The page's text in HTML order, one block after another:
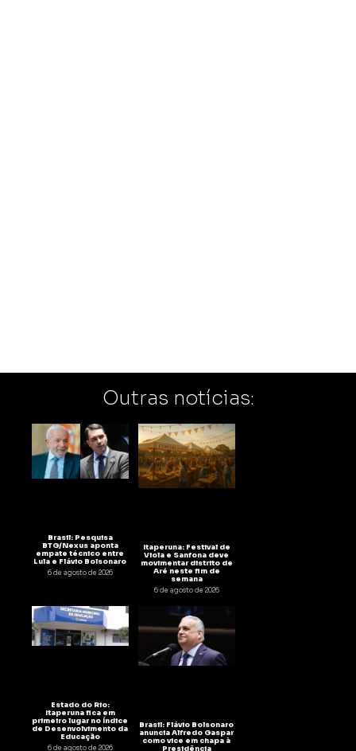
Outras notícias:
Brasil: Pesquisa
BTG/Nexus aponta
empate técnico entre
Lula e Flávio Bolsonaro
6 de agosto de 2026
Itaperuna: Festival de
Viola e Sanfona deve
movimentar distrito de
Aré neste fim de
semana
6 de agosto de 2026
Estado do Rio:
Itaperuna fica em
primeiro lugar no Índice
de Desenvolvimento da
Educação
6 de agosto de 2026
Brasil: Flávio Bolsonaro
anuncia Alfredo Gaspar
como vice em chapa à
Presidência